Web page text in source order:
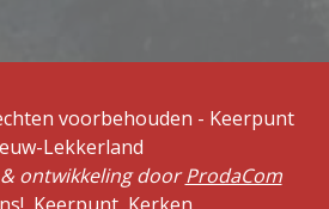
voorbehouden - Keerpunt
Lekkerland
ontwikkeling doorProdaCom